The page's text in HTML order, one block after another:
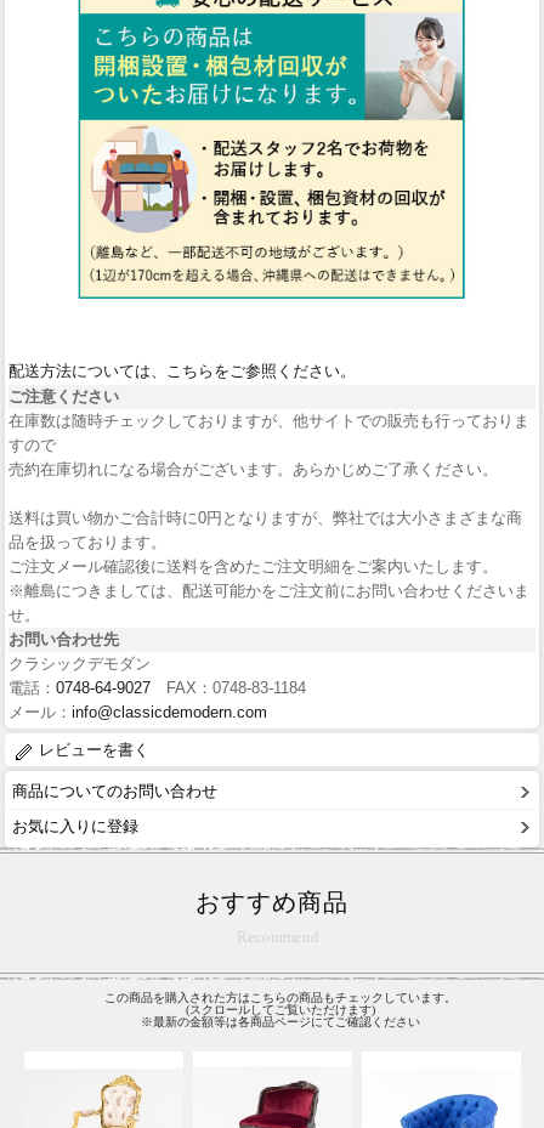
配送方法については、こちらをご参照ください。
ご注意ください
在庫数は随時チェックしておりますが、他サイトでの販売も行っておりま
すので
売約在庫切れになる場合がございます。あらかじめご了承ください。
送料は買い物かご合計時に0円となりますが、弊社では大小さまざまな商
品を扱っております。
ご注文メール確認後に送料を含めたご注文明細をご案内いたします。
※離島につきましては、配送可能かをご注文前にお問い合わせくださいま
せ。
お問い合わせ先
クラシックデモダン
電話： 0748-64-9027 FAX：0748-83-1184
メール： info@classicdemodern.com
レビューを書く
商品についてのお問い合わせ
お気に入りに登録
おすすめ商品
Recommend
この商品を購入された方はこちらの商品もチェックしています。
(スクロールしてご覧いただけます)
※最新の金額等は各商品ページにてご確認ください